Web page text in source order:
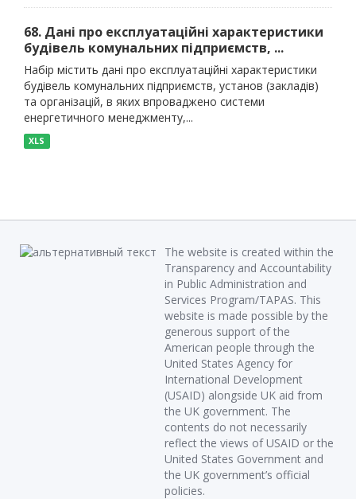
68. Дані про експлуатаційні характеристики
будівель комунальних підприємств, ...
Набір містить дані про експлуатаційні характеристики
будівель комунальних підприємств, установ (закладів)
та організацій, в яких впроваджено системи
енергетичного менеджменту,...
XLS
The website is created within the
Transparency and Accountability
in Public Administration and
Services Program/TAPAS. This
website is made possible by the
generous support of the
American people through the
United States Agency for
International Development
(USAID) alongside UK aid from
the UK government. The
contents do not necessarily
reflect the views of USAID or the
United States Government and
the UK government’s official
policies.